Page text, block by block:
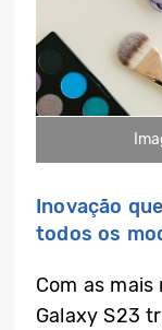
Inovação
todos os
Com as
Galaxy S23